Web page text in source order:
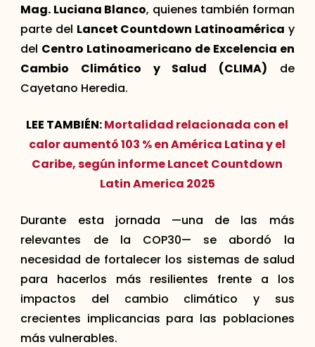
Mag. Luciana Blanco, quienes también forman
parte del Lancet Countdown Latinoamérica y
del Centro Latinoamericano de Excelencia en
Cambio Climático y Salud (CLIMA) de
Cayetano Heredia.
LEE TAMBIÉN:Mortalidad relacionada con el
calor aumentó 103 % en América Latina y el
Caribe, según informe Lancet Countdown
Latin America 2025
Durante esta jornada —una de las más
relevantes de la COP30— se abordó la
necesidad de fortalecer los sistemas de salud
para hacerlos más resilientes frente a los
impactos del cambio climático y sus
crecientes implicancias para las poblaciones
más vulnerables.